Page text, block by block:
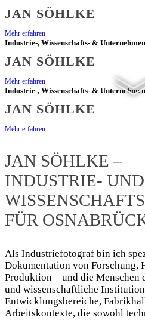
JAN SÖHLKE
Mehr erfahren
Industrie-, Wissenschafts- &
JAN SÖHLKE
Mehr erfahren
Industrie-, Wissenschafts- &
JAN SÖHLKE
Mehr erfahren
JAN SÖHLKE –
INDUSTRIE- UND
FÜR
Als Industriefotograf bin ich
Dokumentation von Forschung,
Produktion – und die Menschen
und wissenschaftliche
Entwicklungsbereiche,
Arbeitskontexte, die sowohl